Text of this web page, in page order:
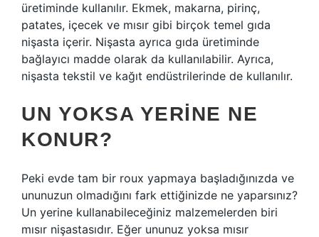
üretiminde kullanılır. Ekmek, makarna, pirinç,
patates, içecek ve mısır gibi birçok temel gıda
nişasta içerir. Nişasta ayrıca gıda üretiminde
bağlayıcı madde olarak da kullanılabilir. Ayrıca,
nişasta tekstil ve kağıt endüstrilerinde de kullanılır.
UN YOKSA YERINE NE
KONUR?
Peki evde tam bir roux yapmaya başladığınızda ve
ununuzun olmadığını fark ettiğinizde ne yaparsınız?
Un yerine kullanabileceğiniz malzemelerden biri
mısır nişastasıdır. Eğer ununuz yoksa mısır